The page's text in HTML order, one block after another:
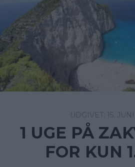
15.
1 UGE PÅ
FOR KUN